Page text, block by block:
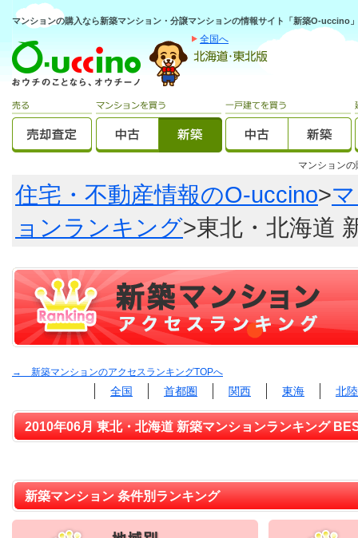
マンションの購入なら新築マンション・分譲マンションの情報サイト「新築O-uccino」
全国へ
マンション
住宅・不動産情報のO-uccino>
ョンランキング>東北・北海道
→ 新築マンションのアクセスランキングTOPへ
全国 首都圏 関西 東海 北
2010年06月 東北・北海道 新築マンションランキング
新築マンション 条件別ランキング